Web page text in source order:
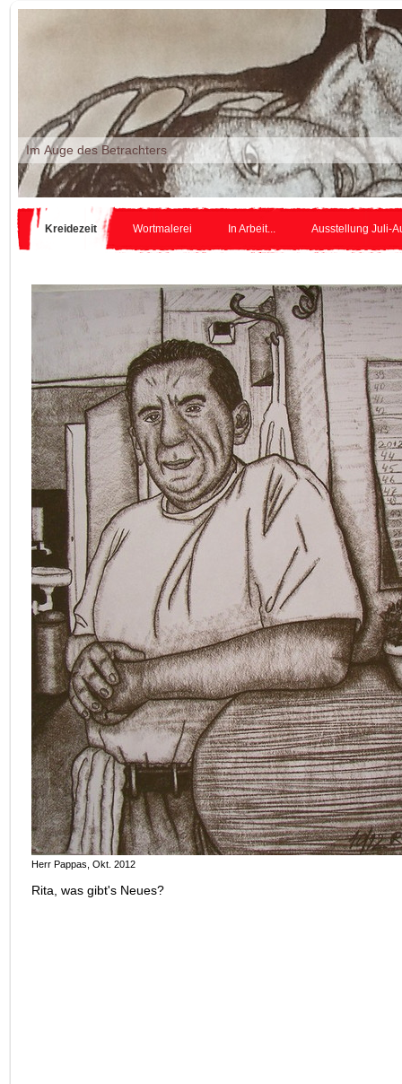
Im Auge des
Kreidezeit Wortmalerei In Arbeit... Ausstellung Juli-
Herr Pappas, Okt. 2012
Rita, was gibt's Neues?